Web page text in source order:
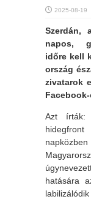
2025-08-19
Szerdán,
napos,
időre kell
ország
zivatarok
Azt írták:
hatására
labilizálódik